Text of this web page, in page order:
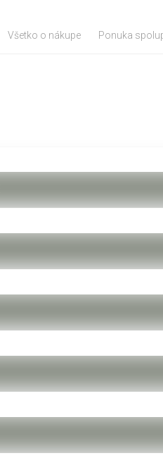
Všetko o nákupe Ponuka